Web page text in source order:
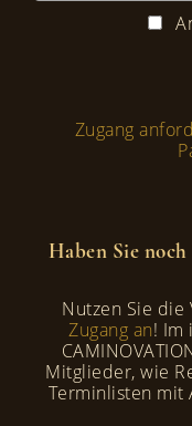
Zugang
Haben Sie
Nutzen Sie
Zugang an! Im
Mitglieder, wie
Terminlisten mit